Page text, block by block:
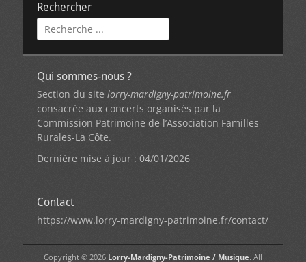
Rechercher
Rechercher :
Qui sommes-nous ?
Section du site lorry-mardigny-patrimoine.fr
consacrée aux concerts organisés par la
Commission Patrimoine de l’Association Familles
Rurales-La Côte.
Dernière mise à jour : 04/01/2026
Contact
https://www.lorry-mardigny-patrimoine.fr/contact/
Copyright © 2026 Lorry-Mardigny-Patrimoine / Musique. All